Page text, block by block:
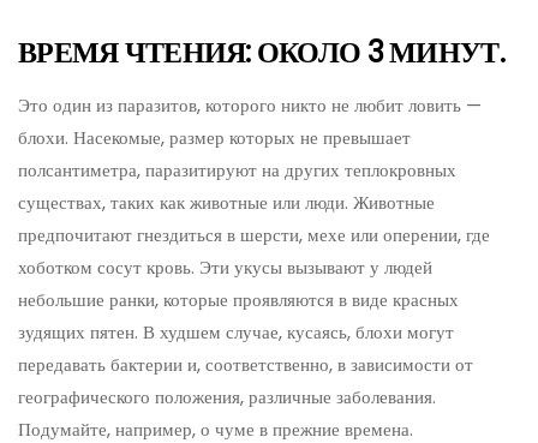
ВРЕМЯ ЧТЕНИЯ: ОКОЛО 3 МИНУТ.
Это один из паразитов, которого никто не любит ловить —
блохи. Насекомые, размер которых не превышает
полсантиметра, паразитируют на других теплокровных
существах, таких как животные или люди. Животные
предпочитают гнездиться в шерсти, мехе или оперении, где
хоботком сосут кровь. Эти укусы вызывают у людей
небольшие ранки, которые проявляются в виде красных
зудящих пятен. В худшем случае, кусаясь, блохи могут
передавать бактерии и, соответственно, в зависимости от
географического положения, различные заболевания.
Подумайте, например, о чуме в прежние времена.